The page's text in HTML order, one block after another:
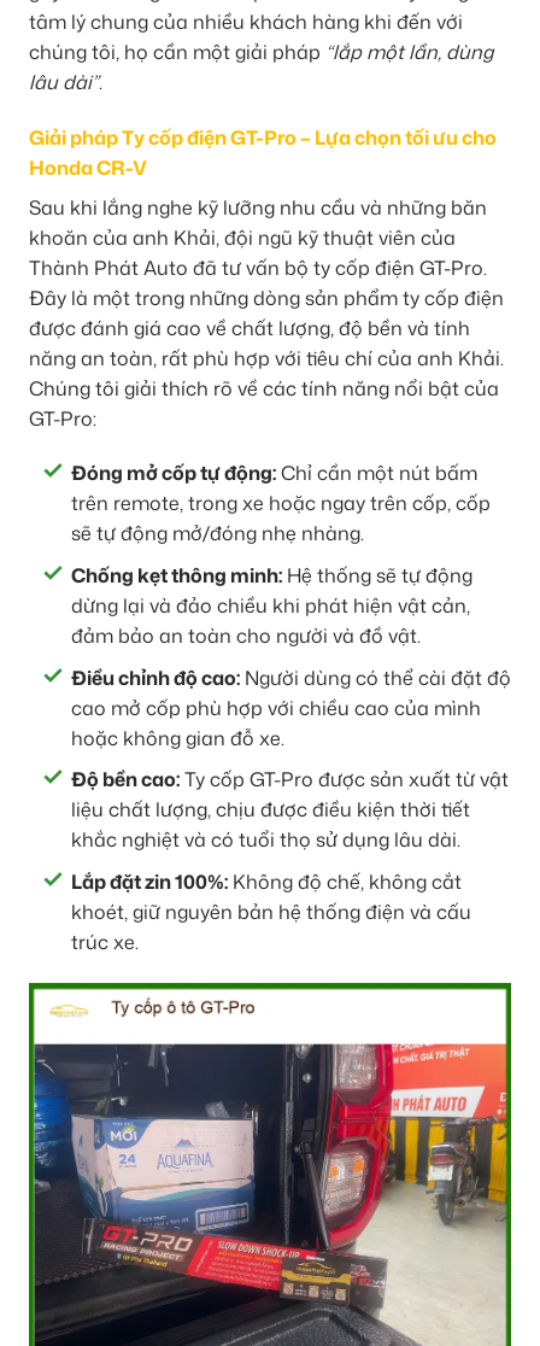
tâm lý chung của nhiều khách hàng khi đến với
chúng tôi, họ cần một giải pháp “lắp một lần, dùng
lâu dài”.
Giải pháp Ty cốp điện GT-Pro – Lựa chọn tối ưu cho
Honda CR-V
Sau khi lắng nghe kỹ lưỡng nhu cầu và những băn
khoăn của anh Khải, đội ngũ kỹ thuật viên của
Thành Phát Auto đã tư vấn bộ ty cốp điện GT-Pro.
Đây là một trong những dòng sản phẩm ty cốp điện
được đánh giá cao về chất lượng, độ bền và tính
năng an toàn, rất phù hợp với tiêu chí của anh Khải.
Chúng tôi giải thích rõ về các tính năng nổi bật của
GT-Pro:
Đóng mở cốp tự động:Chỉ cần một nút bấm
trên remote, trong xe hoặc ngay trên cốp, cốp
sẽ tự động mở/đóng nhẹ nhàng.
Chống kẹt thông minh: Hệ thống sẽ tự động
dừng lại và đảo chiều khi phát hiện vật cản,
đảm bảo an toàn cho người và đồ vật.
Điều chỉnh độ cao: Người dùng có thể cài đặt độ
cao mở cốp phù hợp với chiều cao của mình
hoặc không gian đỗ xe.
Độ bền cao:Ty cốp GT-Pro được sản xuất từ vật
liệu chất lượng, chịu được điều kiện thời tiết
khắc nghiệt và có tuổi thọ sử dụng lâu dài.
Lắp đặt zin 100%: Không độ chế, không cắt
khoét, giữ nguyên bản hệ thống điện và cấu
trúc xe.